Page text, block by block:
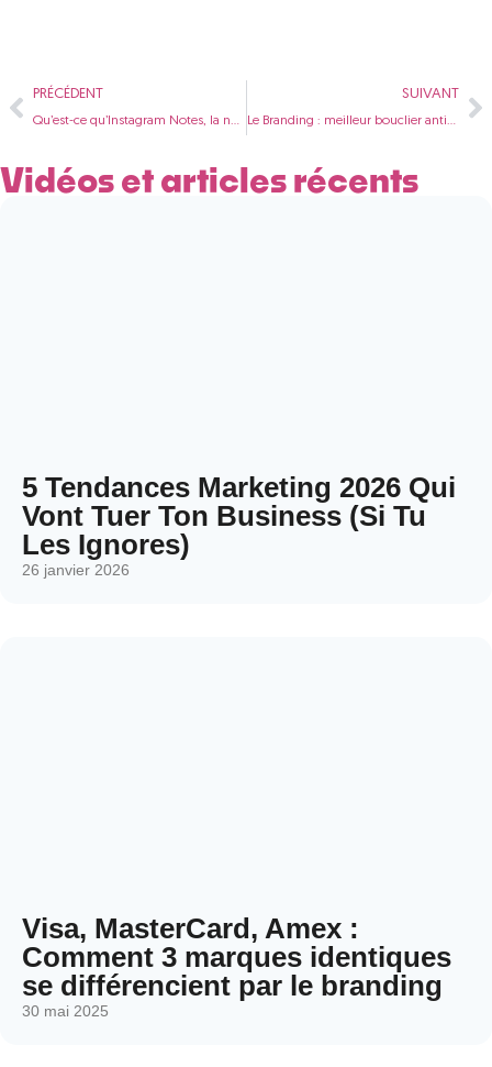
PRÉCÉDENT
Qu’est-ce qu’Instagram Notes, la nouvelle fonctionnalité d’Instagram ?
SUIVANT
Le Branding : meilleur bouclier anti-crise pour son business en ligne
Vidéos et articles récents
5 Tendances Marketing 2026 Qui
Vont Tuer Ton Business (Si Tu
Les Ignores)
26 janvier 2026
Visa, MasterCard, Amex :
Comment 3 marques identiques
se différencient par le branding
30 mai 2025